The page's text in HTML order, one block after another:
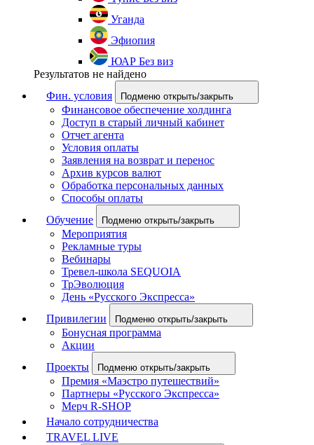
Уганда
Эфиопия
ЮАР Без виз
Результатов не найдено
Фин. условия
Подменю открыть/закрыть
Финансовое обеспечение холдинга
Доступ в старый личный кабинет
Отчет агента
Условия оплаты
Заявления на возврат и перенос
Архив курсов валют
Обработка персональных данных
Способы оплаты
Обучение
Подменю открыть/закрыть
Мероприятия
Рекламные туры
Вебинары
Тревел-школа SEQUOIA
ТрЭволюция
День «Русского Экспресса»
Привилегии
Подменю открыть/закрыть
Бонусная программа
Акции
Проекты
Подменю открыть/закрыть
Премия «Маэстро путешествий»
Партнеры «Русского Экспресса»
Мерч R-SHOP
Начало сотрудничества
TRAVEL LIVE